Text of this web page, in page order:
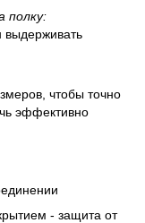
полку:
выдерживать
чтобы точно
эффективно
- защита от